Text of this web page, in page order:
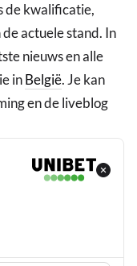
de kwalificatie,
actuele stand. In
nieuws en alle
inBelgië. Je kan
en de liveblog